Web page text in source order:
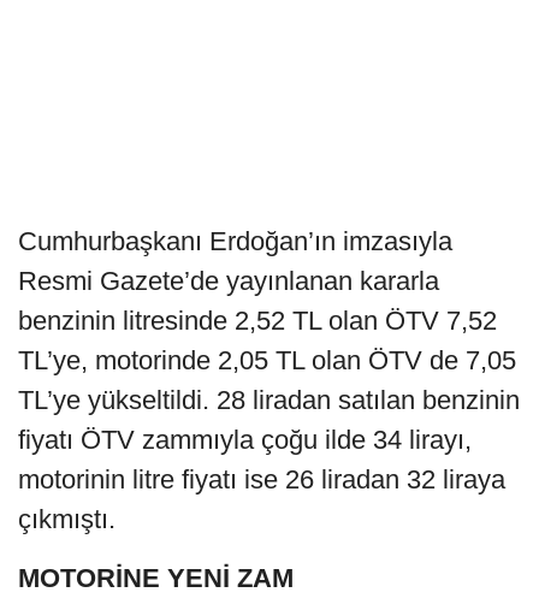
Cumhurbaşkanı Erdoğan’ın imzasıyla
Resmi Gazete’de yayınlanan kararla
benzinin litresinde 2,52 TL olan ÖTV 7,52
TL’ye, motorinde 2,05 TL olan ÖTV de 7,05
TL’ye yükseltildi. 28 liradan satılan benzinin
fiyatı ÖTV zammıyla çoğu ilde 34 lirayı,
motorinin litre fiyatı ise 26 liradan 32 liraya
çıkmıştı.
MOTORİNE YENİ ZAM